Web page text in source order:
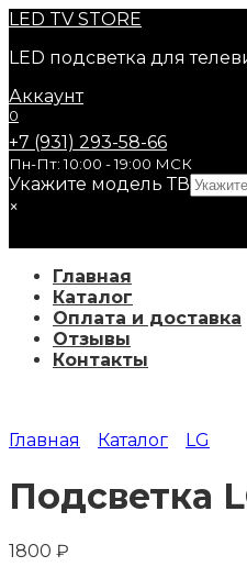
Перейти
содержанию
LED TV STORE
LED подсветка для
Аккаунт
0
+7 (931) 293-58-66
Пн-Пт: 10:00 - 19:00 МСК
Укажите модель ТВ
×
Главная
Каталог
Оплата и доставка
Отзывы
Контакты
Главная Каталог LG
Подсветка
1800 ₽